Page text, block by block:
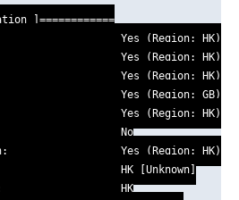
]============
Yes (Region: HK)
Yes (Region: HK)
Yes (Region: HK)
Yes (Region: GB)
Yes (Region: HK)
No
Yes (Region: HK)
HK [Unknown]
HK